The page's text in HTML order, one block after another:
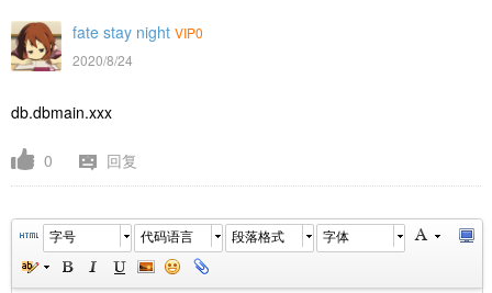
fate stay night VIP0
2020/8/24
db.dbmain.xxx
0 回复
字号 代码语言 段落格式 字体